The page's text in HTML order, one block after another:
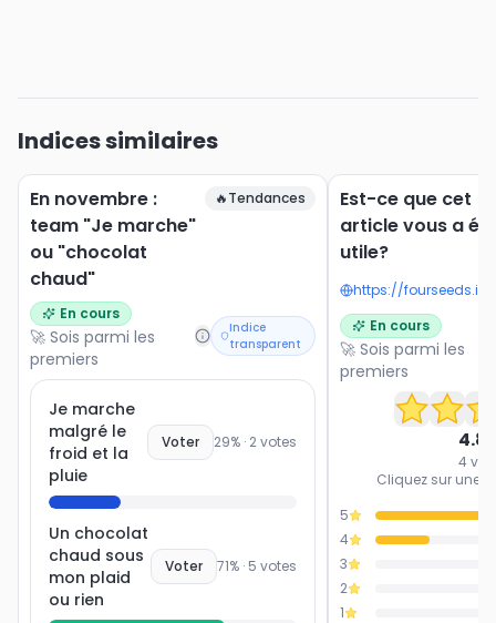
Indices similaires
En novembre :
team "Je marche"
ou "chocolat
chaud"
🔥Tendances
En cours
🚀 Sois parmi les
premiers
Indice
transparent
Je marche
malgré le
froid et la
pluie
Voter 29% · 2votes
Un chocolat
chaud sous
mon plaid
ou rien
Voter 71% · 5 votes
Est-ce que cet
article vous a
utile?
En cours
🚀 Sois parmi les
premiers
4.8
4
Cliquez sur une
5
4
3
2
1